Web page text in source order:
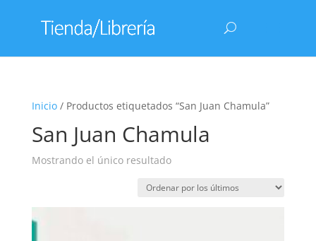
Inicio/ Productos etiquetados “San Juan Chamula”
San Juan Chamula
Mostrando el único resultado